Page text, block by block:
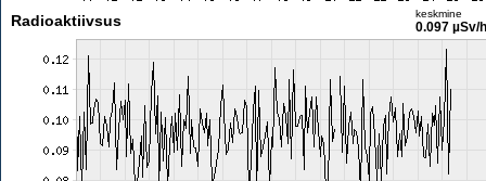
Radioaktiivsus keskmine
0.097 µSv/h